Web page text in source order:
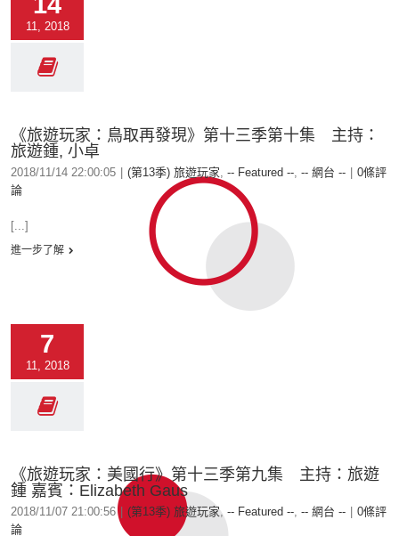
11, 2018
《旅遊玩家：鳥取再發現》第十三季第十集 主持：
旅遊鍾, 小卓
2018/11/14 22:00:05 (第13季) 旅遊玩家, -- Featured --, -- 網台 --
0條評
論
[...]
進一步了解
7
11, 2018
《旅遊玩家：美國行》第十三季第九集 主持：旅遊
鍾 嘉賓：Elizabeth Gaus
2018/11/07 21:00:56 (第13季) 旅遊玩家, -- Featured --, -- 網台 --
0條評
論